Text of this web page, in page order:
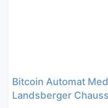
Bitcoin Automat
Landsberger